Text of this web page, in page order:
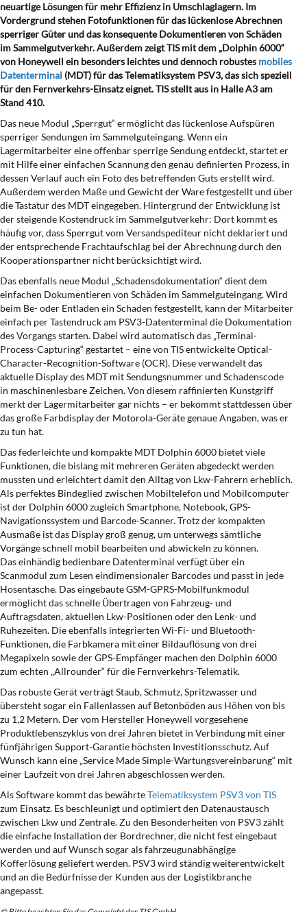
neuartige Lösungen für mehr Effizienz in Umschlaglagern. Im
Vordergrund stehen Fotofunktionen für das lückenlose Abrechnen
sperriger Güter und das konsequente Dokumentieren von Schäden
im Sammelgutverkehr. Außerdem zeigt TIS mit dem „Dolphin 6000“
von Honeywell ein besonders leichtes und dennoch robustes mobiles
Datenterminal (MDT) für das Telematiksystem PSV3, das sich speziell
für den Fernverkehrs-Einsatz eignet. TIS stellt aus in Halle A3 am
Stand 410.
Das neue Modul „Sperrgut“ ermöglicht das lückenlose Aufspüren
sperriger Sendungen im Sammelguteingang. Wenn ein
Lagermitarbeiter eine offenbar sperrige Sendung entdeckt, startet er
mit Hilfe einer einfachen Scannung den genau definierten Prozess, in
dessen Verlauf auch ein Foto des betreffenden Guts erstellt wird.
Außerdem werden Maße und Gewicht der Ware festgestellt und über
die Tastatur des MDT eingegeben. Hintergrund der Entwicklung ist
der steigende Kostendruck im Sammelgutverkehr: Dort kommt es
häufig vor, dass Sperrgut vom Versandspediteur nicht deklariert und
der entsprechende Frachtaufschlag bei der Abrechnung durch den
Kooperationspartner nicht berücksichtigt wird.
Das ebenfalls neue Modul „Schadensdokumentation“ dient dem
einfachen Dokumentieren von Schäden im Sammelguteingang. Wird
beim Be- oder Entladen ein Schaden festgestellt, kann der Mitarbeiter
einfach per Tastendruck am PSV3-Datenterminal die Dokumentation
des Vorgangs starten. Dabei wird automatisch das „Terminal-
Process-Capturing“ gestartet – eine von TIS entwickelte Optical-
Character-Recognition-Software (OCR). Diese verwandelt das
aktuelle Display des MDT mit Sendungsnummer und Schadenscode
in maschinenlesbare Zeichen. Von diesem raffinierten Kunstgriff
merkt der Lagermitarbeiter gar nichts – er bekommt stattdessen über
das große Farbdisplay der Motorola-Geräte genaue Angaben, was er
zu tun hat.
Das federleichte und kompakte MDT Dolphin 6000 bietet viele
Funktionen, die bislang mit mehreren Geräten abgedeckt werden
mussten und erleichtert damit den Alltag von Lkw-Fahrern erheblich.
Als perfektes Bindeglied zwischen Mobiltelefon und Mobilcomputer
ist der Dolphin 6000 zugleich Smartphone, Notebook, GPS-
Navigationssystem und Barcode-Scanner. Trotz der kompakten
Ausmaße ist das Display groß genug, um unterwegs sämtliche
Vorgänge schnell mobil bearbeiten und abwickeln zu können.
Das einhändig bedienbare Datenterminal verfügt über ein
Scanmodul zum Lesen eindimensionaler Barcodes und passt in jede
Hosentasche. Das eingebaute GSM-GPRS-Mobilfunkmodul
ermöglicht das schnelle Übertragen von Fahrzeug- und
Auftragsdaten, aktuellen Lkw-Positionen oder den Lenk- und
Ruhezeiten. Die ebenfalls integrierten Wi-Fi- und Bluetooth-
Funktionen, die Farbkamera mit einer Bildauflösung von drei
Megapixeln sowie der GPS-Empfänger machen den Dolphin 6000
zum echten „Allrounder“ für die Fernverkehrs-Telematik.
Das robuste Gerät verträgt Staub, Schmutz, Spritzwasser und
übersteht sogar ein Fallenlassen auf Betonböden aus Höhen von bis
zu 1,2 Metern. Der vom Hersteller Honeywell vorgesehene
Produktlebenszyklus von drei Jahren bietet in Verbindung mit einer
fünfjährigen Support-Garantie höchsten Investitionsschutz. Auf
Wunsch kann eine „Service Made Simple-Wartungsvereinbarung“ mit
einer Laufzeit von drei Jahren abgeschlossen werden.
Als Software kommt das bewährteTelematiksystem PSV3 von TIS
zum Einsatz. Es beschleunigt und optimiert den Datenaustausch
zwischen Lkw und Zentrale. Zu den Besonderheiten von PSV3 zählt
die einfache Installation der Bordrechner, die nicht fest eingebaut
werden und auf Wunsch sogar als fahrzeugunabhängige
Kofferlösung geliefert werden. PSV3 wird ständig weiterentwickelt
und an die Bedürfnisse der Kunden aus der Logistikbranche
angepasst.